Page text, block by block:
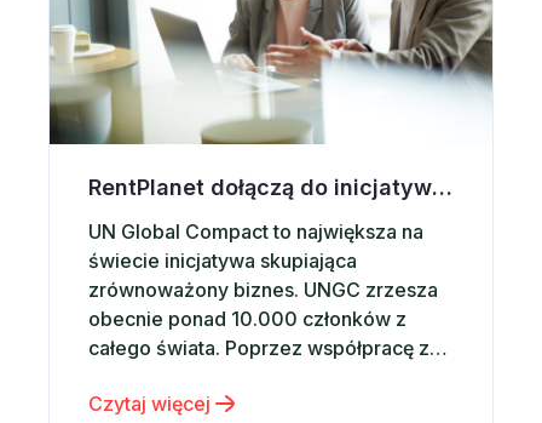
RentPlanet dołączą do inicjatywy UN Global Compact
UN Global Compact to największa na
świecie inicjatywa skupiająca
zrównoważony biznes. UNGC zrzesza
obecnie ponad 10.000 członków z
całego świata. Poprzez współpracę z
organizacjami, firmami i instytucjami
Czytaj więcej